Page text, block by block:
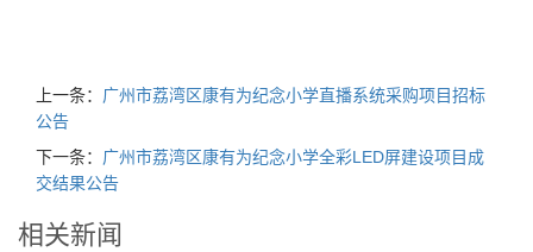
上一条： 广州市荔湾区康有为纪念小学直播系统采购项目招标
公告
下一条： 广州市荔湾区康有为纪念小学全彩LED屏建设项目成
交结果公告
相关新闻